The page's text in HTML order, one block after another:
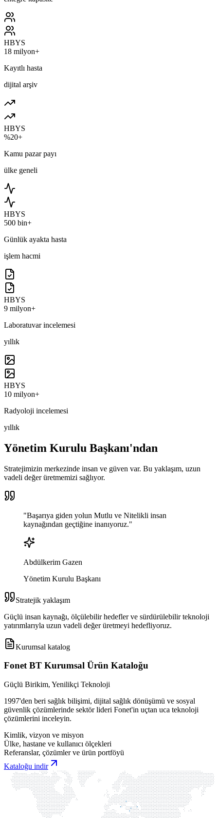
HBYS
18 milyon+
Kayıtlı hasta
dijital arşiv
HBYS
%20+
Kamu pazar payı
ülke geneli
HBYS
500 bin+
Günlük ayakta hasta
işlem hacmi
HBYS
9 milyon+
Laboratuvar incelemesi
yıllık
HBYS
10 milyon+
Radyoloji incelemesi
yıllık
Yönetim Kurulu Başkanı'ndan
Stratejimizin merkezinde insan ve güven var. Bu yaklaşım, uzun
vadeli değer üretmemizi sağlıyor.
"Başarıya giden yolun Mutlu ve Nitelikli insan
kaynağından geçtiğine inanıyoruz."
Abdülkerim Gazen
Yönetim Kurulu Başkanı
Stratejik yaklaşım
Güçlü insan kaynağı, ölçülebilir hedefler ve sürdürülebilir teknoloji
yatırımlarıyla uzun vadeli değer üretmeyi hedefliyoruz.
Kurumsal katalog
Fonet BT Kurumsal Ürün Kataloğu
Güçlü Birikim, Yenilikçi Teknoloji
1997'den beri sağlık bilişimi, dijital sağlık dönüşümü ve sosyal
güvenlik çözümlerinde sektör lideri Fonet'in uçtan uca teknoloji
çözümlerini inceleyin.
Kimlik, vizyon ve misyon
Ülke, hastane ve kullanıcı ölçekleri
Referanslar, çözümler ve ürün portföyü
Kataloğu indir